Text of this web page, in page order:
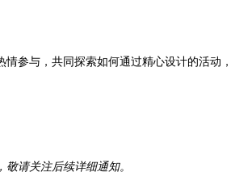
参与，共同探索如何通过精心设计的活动
请关注后续详细通知。